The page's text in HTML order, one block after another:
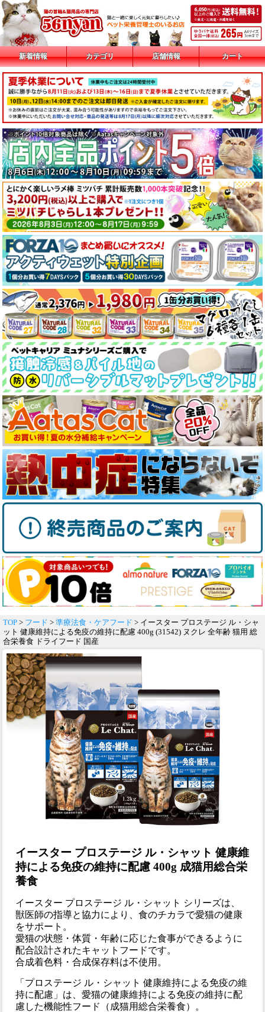
新着情報 カテゴリ 店舗情報 カート
TOP > フード > 準療法食・ケアフード > イースター プロステージ ル・シャ
ット 健康維持による免疫の維持に配慮 400g (31542) ヌクレ 全年齢 猫用 総
合栄養食 ドライフード 国産
イースター プロステージ ル・シャット 健康維
持による免疫の維持に配慮 400g 成猫用総合栄
養食
イースター プロステージ ル・シャット シリーズは、
獣医師の指導と協力により、食のチカラで愛猫の健康
をサポート。
愛猫の状態・体質・年齢に応じた食事ができるように
配合設計されたキャットフードです。
合成着色料・合成保存料は不使用。
「プロステージ ル・シャット 健康維持による免疫の維
持に配慮」は、愛猫の健康維持による免疫の維持に配
慮した機能性フード（成猫用総合栄養食）。